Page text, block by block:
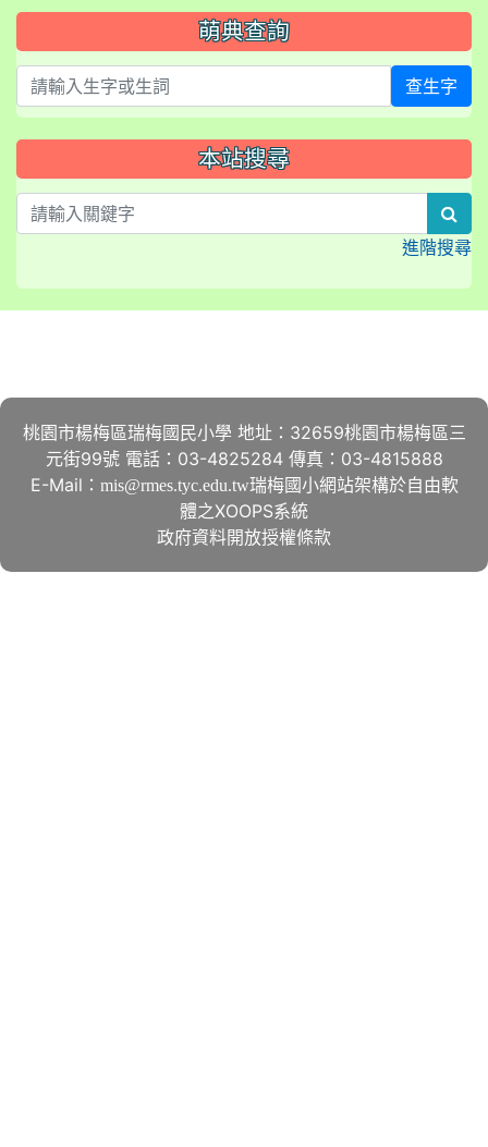
萌典查詢
查生字
本站搜尋
進階搜尋
桃園市楊梅區瑞梅國民小學 地址：32659桃園市楊梅區三
元街99號 電話：03-4825284 傳真：03-4815888
E-Mail： mis@rmes.tyc.edu.tw瑞梅國小網站架構於自由軟
體之XOOPS系統
政府資料開放授權條款